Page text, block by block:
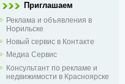
Приглашаем
Реклама и объявления в
Норильске
Новый сервис в Контакте
Медиа Сервис
Консультант по рекламе и
недвижимости в Красноярске